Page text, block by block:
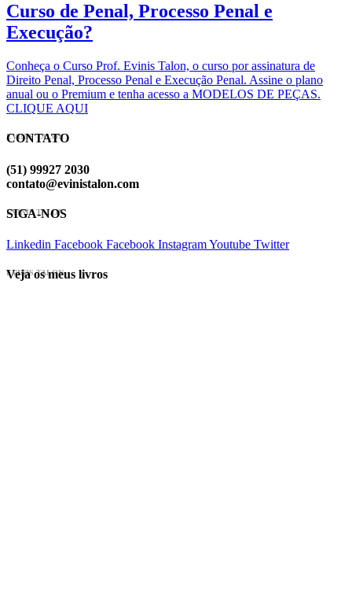
Curso de Penal, Processo Penal e
Execução?
Conheça o Curso Prof. Evinis Talon, o curso por assinatura de
Direito Penal, Processo Penal e Execução Penal. Assine o plano
anual ou o Premium e tenha acesso a MODELOS DE PEÇAS.
CLIQUE AQUI
EVINIS TALON
CONTATO
(51) 99927 2030
contato@evinistalon.com
EVINIS TALON
SIGA-NOS
Linkedin Facebook Facebook InstagramYoutube Twitter
EVINIS TALON
Veja os meus livros